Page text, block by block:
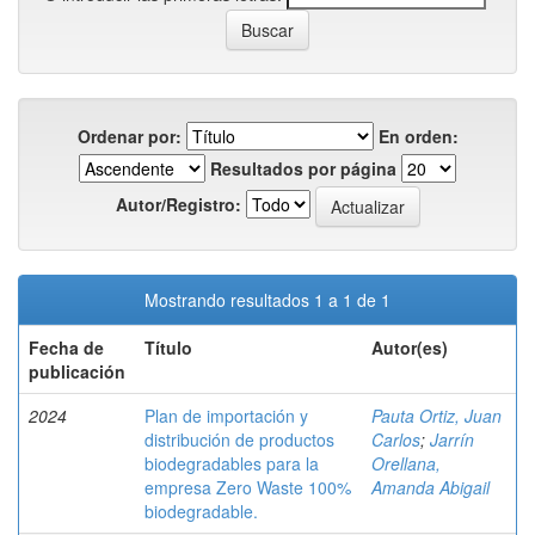
Ordenar por:
En orden:
Resultados por página
Autor/Registro:
Mostrando resultados 1 a 1 de 1
Fecha de
publicación
Título Autor(es)
2024
Plan de importación y
distribución de productos
biodegradables para la
empresa Zero Waste 100%
biodegradable.
Pauta Ortiz, Juan
Carlos; Jarrín
Orellana,
Amanda Abigail